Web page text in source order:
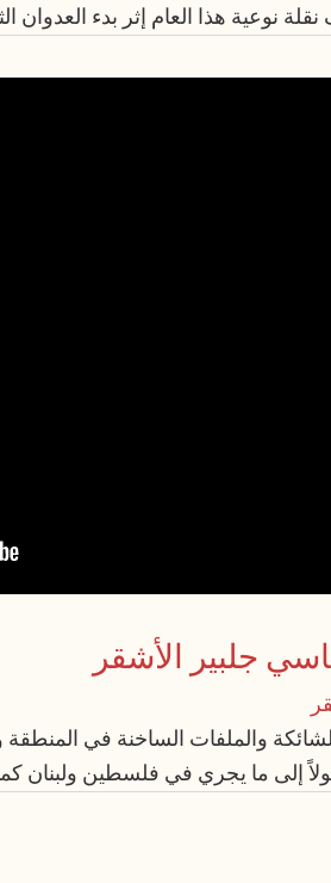
نوعية هذا العام إثر بدء العدوان
جلبير الأشقر
والملفات الساخنة في المنطقة
إلى ما يجري في فلسطين ولبنان